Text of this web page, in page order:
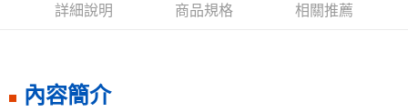
每筆NT$50，滿NT$499(含以上)免運費
付款後7-11取貨
詳細說明 商品規格 相關推薦
內容簡介